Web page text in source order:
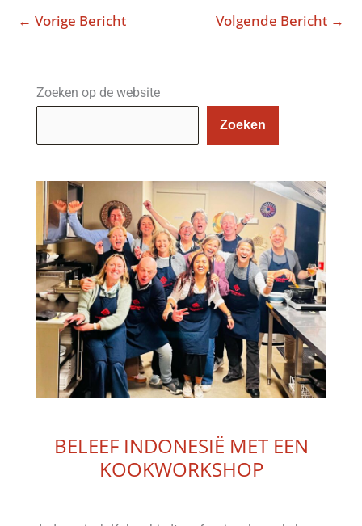
← Vorige Bericht Volgende Bericht →
Zoeken op de website
Zoeken
BELEEF INDONESIË MET EEN
KOOKWORKSHOP